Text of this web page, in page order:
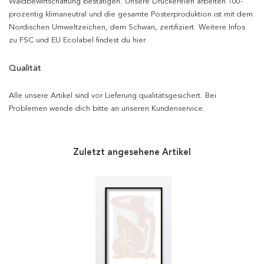
prozentig klimaneutral und die gesamte Posterproduktion ist mit dem
Nordischen Umweltzeichen, dem Schwan, zertifiziert. Weitere Infos
zu FSC und EU Ecolabel findest du hier.
Qualität
Alle unsere Artikel sind vor Lieferung qualitätsgesichert. Bei
Problemen wende dich bitte an unseren Kundenservice.
Zuletzt angesehene Artikel